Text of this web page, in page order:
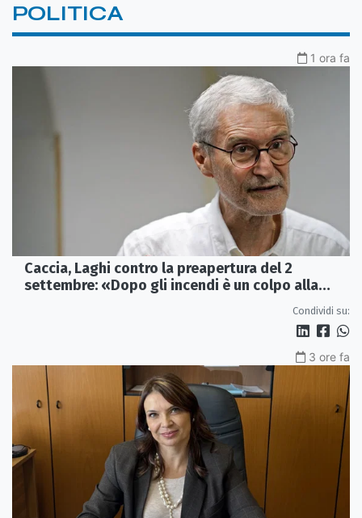
POLITICA
1 ora fa
Caccia, Laghi contro la preapertura del 2
settembre: «Dopo gli incendi è un colpo alla
Condividi su:
3 ore fa